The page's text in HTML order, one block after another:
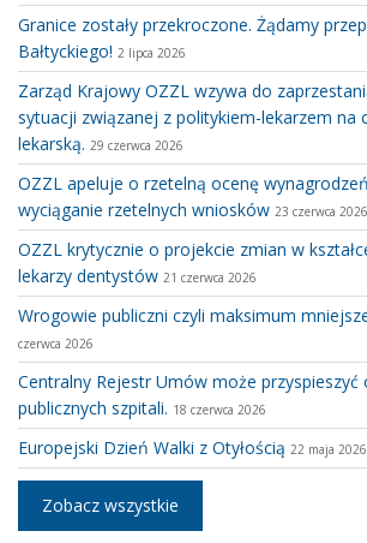
Granice zostały przekroczone. Żądamy
Bałtyckiego! 2 lipca 2026
Zarząd Krajowy OZZL wzywa do
sytuacji związanej z politykiem-lekarzem na
lekarską. 29 czerwca 2026
OZZL apeluje o rzetelną ocenę
wyciąganie rzetelnych wniosków 23 czerwca 2026
OZZL krytycznie o projekcie zmian w
lekarzy dentystów 21 czerwca 2026
Wrogowie publiczni czyli maksimum
czerwca 2026
Centralny Rejestr Umów może przyspieszyć
publicznych szpitali. 18 czerwca 2026
Europejski Dzień Walki z Otyłością 22 maja 2026
Zobacz wszystkie